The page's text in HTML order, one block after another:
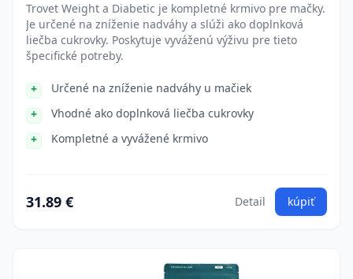
Trovet Weight a Diabetic je kompletné krmivo pre mačky.
Je určené na zníženie nadváhy a slúži ako doplnková
liečba cukrovky. Poskytuje vyváženú výživu pre tieto
špecifické potreby.
Určené na zníženie nadváhy u mačiek
Vhodné ako doplnková liečba cukrovky
Kompletné a vyvážené krmivo
31.89 € Detail kúpiť